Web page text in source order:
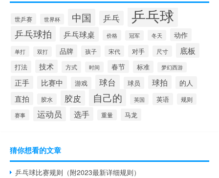
世乒赛 世界杯 中国 乒乓 乒乓球
乒乓球拍 乒乓球桌 价格 冠军 冬天 动作
单打 双打 品牌 孩子 宋代 对手 尺寸 底板
打法 技术 方式 时间 春节 标准 梦幻西游
正手 比赛中 游戏 球台 球员 球拍 的人
直拍 胶水 胶皮 自己的 英国 英语 规则
赛事 运动员 选手 重量 马龙
猜你想看的文章
乒乓球比赛规则（附2023最新详细规则）